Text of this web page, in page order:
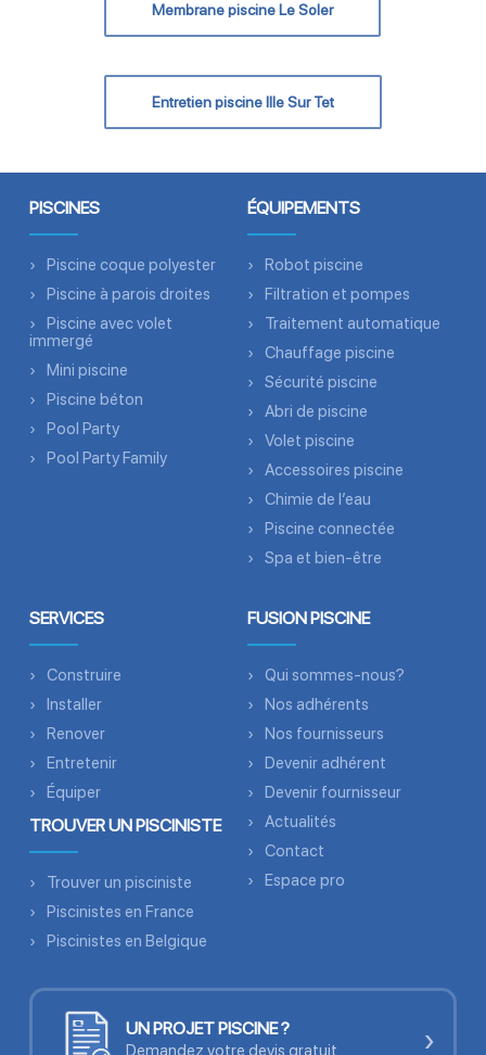
Membrane piscine Le Soler
Entretien piscine Ille Sur Tet
PISCINES
Piscine coque polyester
Piscine à parois droites
Piscine avec volet
immergé
Mini piscine
Piscine béton
Pool Party
Pool Party Family
ÉQUIPEMENTS
Robot piscine
Filtration et pompes
Traitement automatique
Chauffage piscine
Sécurité piscine
Abri de piscine
Volet piscine
Accessoires piscine
Chimie de l’eau
Piscine connectée
Spa et bien-être
SERVICES
Construire
Installer
Renover
Entretenir
Équiper
TROUVER UN PISCINISTE
Trouver un pisciniste
Piscinistes en France
Piscinistes en Belgique
FUSION PISCINE
Qui sommes-nous?
Nos adhérents
Nos fournisseurs
Devenir adhérent
Devenir fournisseur
Actualités
Contact
Espace pro
UN PROJET PISCINE ?
Demandez votre devis gratuit ›